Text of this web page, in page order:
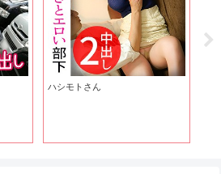
ハシモトさん